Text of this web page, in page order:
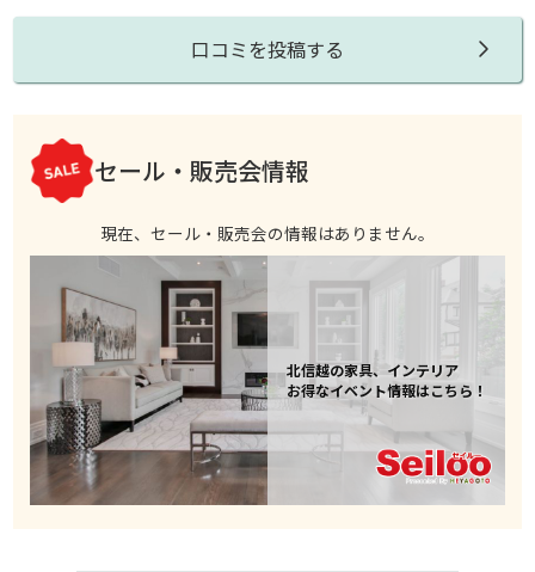
口コミを投稿する
セール・販売会情報
現在、セール・販売会の情報はありません。
北信越の家具、インテリア
お得なイベント情報はこちら！